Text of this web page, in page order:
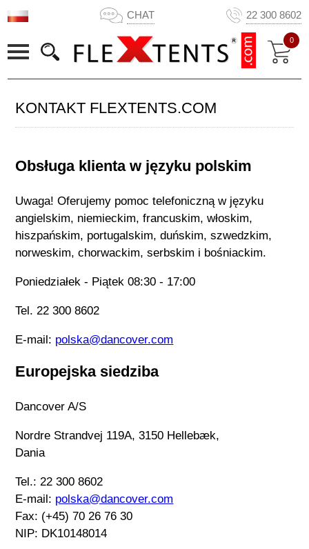
CHAT 22 300 8602
0
KONTAKT FLEXTENTS.COM
Obsługa klienta w języku polskim
Uwaga! Oferujemy pomoc telefoniczną w języku
angielskim, niemieckim, francuskim, włoskim,
hiszpańskim, portugalskim, duńskim, szwedzkim,
norweskim, chorwackim, serbskim i bośniackim.
Poniedziałek - Piątek 08:30 - 17:00
Tel.22 300 8602
E-mail: polska@dancover.com
Europejska siedziba
Dancover A/S
Nordre Strandvej 119A, 3150 Hellebæk,
Dania
Tel.: 22 300 8602
E-mail: polska@dancover.com
Fax: (+45) 70 26 76 30
NIP: DK10148014